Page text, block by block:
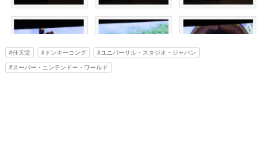
任天堂 ドンキーコング
ユニバーサル・スタジオ・ジャパン
スーパー・ニンテンドー・ワールド